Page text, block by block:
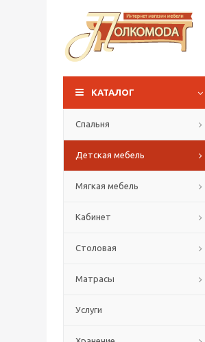
КАТАЛОГ
Спальня
Детская мебель
Мягкая мебель
Кабинет
Столовая
Матрасы
Услуги